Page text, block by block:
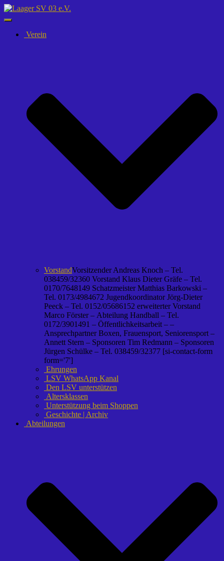
Navigation
umschalten
Verein
VorstandVorsitzender Andreas Knoch – Tel.
038459/32360 Vorstand Klaus Dieter Gräfe – Tel.
0170/7648149 Schatzmeister Matthias Barkowski –
Tel. 0173/4984672 Jugendkoordinator Jörg-Dieter
Peeck – Tel. 0152/05686152 erweiterter Vorstand
Marco Förster – Abteilung Handball – Tel.
0172/3901491 – Öffentlichkeitsarbeit – –
Ansprechpartner Boxen, Frauensport, Seniorensport –
Annett Stern – Sponsoren Tim Redmann – Sponsoren
Jürgen Schülke – Tel. 038459/32377 [si-contact-form
form='7']
Ehrungen
LSV WhatsApp Kanal
Den LSV unterstützen
Altersklassen
Unterstützung beim Shoppen
Geschichte | Archiv
Abteilungen